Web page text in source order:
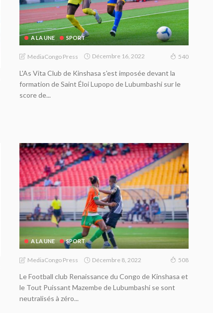
A LA UNE SPORT
MediaCongo Press Décembre 16, 2022 540
L'As Vita Club de Kinshasa s'est imposée devant la
formation de Saint Éloi Lupopo de Lubumbashi sur le
score de...
A LA UNE SPORT
MediaCongo Press Décembre 8, 2022 508
Le Football club Renaissance du Congo de Kinshasa et
le Tout Puissant Mazembe de Lubumbashi se sont
neutralisés à zéro...